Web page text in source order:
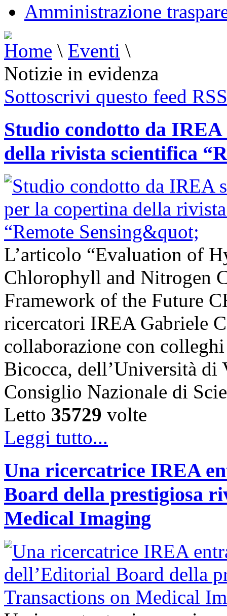
Amministrazione
Home \ Eventi \
Notizie in evidenza
Sottoscrivi questo feed RSS
Studio condotto da
della rivista scientifica
L’articolo “Evaluation of
Chlorophyll and Nitrogen
Framework of the Future
ricercatori IREA Gabriele
collaborazione con
Bicocca, dell’Università di
Consiglio Nazionale di
Letto 35729 volte
Leggi tutto...
Una ricercatrice IREA
Board della prestigiosa
Medical Imaging